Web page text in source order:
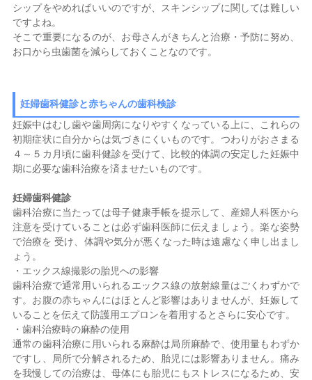
シップをやめればいいのですが、スキンシップに関しては難しい
ですよね。
そこで重要になるのが、お母さんがきちんと治療・予防に努め、
お口から虫歯菌を減らしておくことなのです。
妊婦歯科健診と赤ちゃんの歯科検診
妊娠中はむし歯や歯周病になりやすくなっている上に、これらの
初期症状に自分からは気づきにくいものです。つわりがおさまる
４～５カ月頃に歯科健診を受けて、比較的体調の安定した妊娠中
期に必要な歯科治療を済ませたいものです。
妊婦歯科健診
歯科治療に当たっては母子健康手帳を提示して、産婦人科医から
注意を受けていることは必ず歯科医師に伝えましょう。楽な姿勢
で治療を 受け、体調や気分が悪くなった時は遠慮なく申し出まし
ょう。
・エックス線撮影の胎児への影響
歯科治療で通常用いられるエックス線の放射線量はごくわずかで
す。お腹の赤ちゃんにはほとんど影響はありませんが、妊娠して
いることを伝えて防護用エプロンを着用するとさらに安心です。
・歯科治療時の麻酔の使用
通常の歯科治療に用いられる麻酔は局所麻酔で、使用量もわずか
ですし、局所で分解されるため、胎児には影響ありません。痛み
を我慢しての治療は、母体にも胎児にもストレスになるため、安